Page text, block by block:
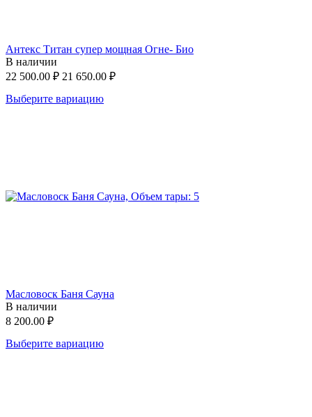
Антекс Титан супер мощная Огне- Био
В наличии
22 500.00 ₽ 21 650.00 ₽
Выберите вариацию
Масловоск Баня Сауна
В наличии
8 200.00 ₽
Выберите вариацию